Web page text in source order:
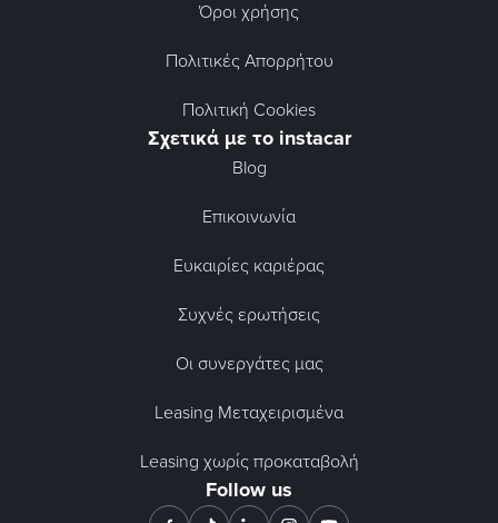
Όροι χρήσης
Πολιτικές Απορρήτου
Πολιτική Cookies
Σχετικά με το instacar
Blog
Επικοινωνία
Ευκαιρίες καριέρας
Συχνές ερωτήσεις
Οι συνεργάτες μας
Leasing Μεταχειρισμένα
Leasing χωρίς προκαταβολή
Follow us